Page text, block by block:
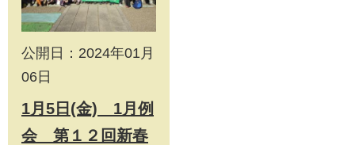
公開日：2024年01月
06日
1月5日(金) 1月例
会 第１２回新春